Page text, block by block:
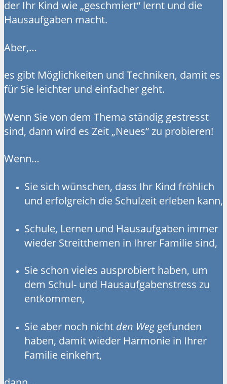
der Ihr Kind wie „geschmiert“ lernt und die
Hausaufgaben macht.
Aber,…
es gibt Möglichkeiten und Techniken, damit es
für Sie leichter und einfacher geht.
Wenn Sie von dem Thema ständig gestresst
sind, dann wird es Zeit „Neues“ zu probieren!
Wenn…
Sie sich wünschen, dass Ihr Kind fröhlich
und erfolgreich die Schulzeit erleben kann,
Schule, Lernen und Hausaufgaben immer
wieder Streitthemen in Ihrer Familie sind,
Sie schon vieles ausprobiert haben, um
dem Schul- und Hausaufgabenstress zu
entkommen,
Sie aber noch nicht den Weggefunden
haben, damit wieder Harmonie in Ihrer
Familie einkehrt,